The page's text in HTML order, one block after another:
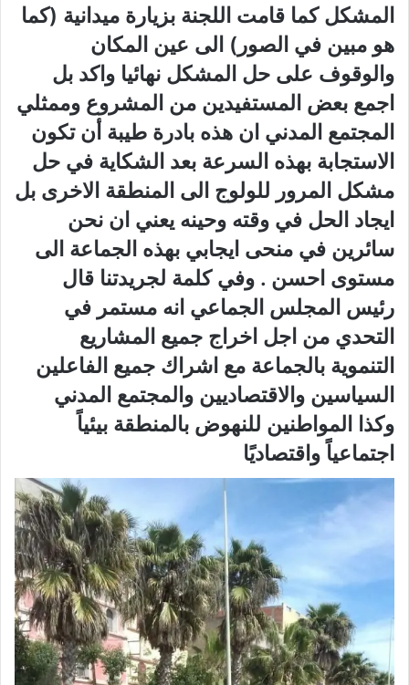
المشكل كما قامت اللجنة بزيارة ميدانية (كما
هو مبين في الصور) الى عين المكان
والوقوف على حل المشكل نهائيا واكد بل
اجمع بعض المستفيدين من المشروع وممثلي
المجتمع المدني ان هذه بادرة طيبة أن تكون
الاستجابة بهذه السرعة بعد الشكاية في حل
مشكل المرور للولوج الى المنطقة الاخرى بل
ايجاد الحل في وقته وحينه يعني ان نحن
سائرين في منحى ايجابي بهذه الجماعة الى
مستوى احسن . وفي كلمة لجريدتنا قال
رئيس المجلس الجماعي انه مستمر في
التحدي من اجل اخراج جميع المشاريع
التنموية بالجماعة مع اشراك جميع الفاعلين
السياسين والاقتصاديين والمجتمع المدني
وكذا المواطنين للنهوض بالمنطقة بيئياً
اجتماعياً واقتصاديًا